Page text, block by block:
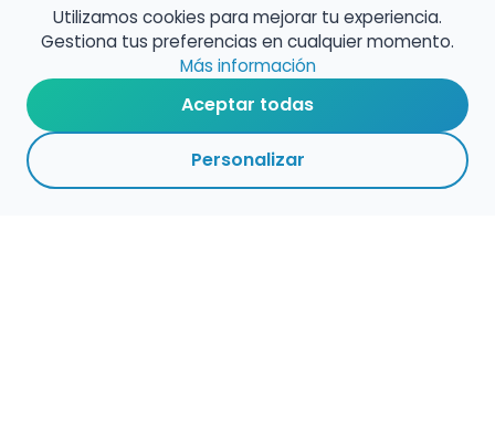
música en España
Configura alertas de empleo
Contacta con nosotros
Utilizamos cookies para mejorar tu experiencia.
Gestiona tus preferencias en cualquier momento.
Más información
Aceptar todas
Personalizar